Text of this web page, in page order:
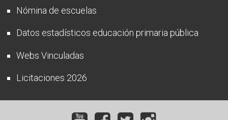
Nómina de escuelas
Datos estadísticos educación primaria pública
Webs Vinculadas
Licitaciones 2026